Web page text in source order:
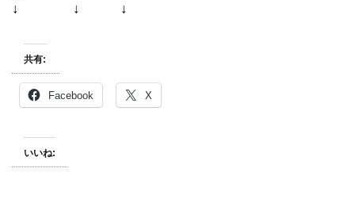
↓ ↓ ↓
共有:
Facebook X
いいね: